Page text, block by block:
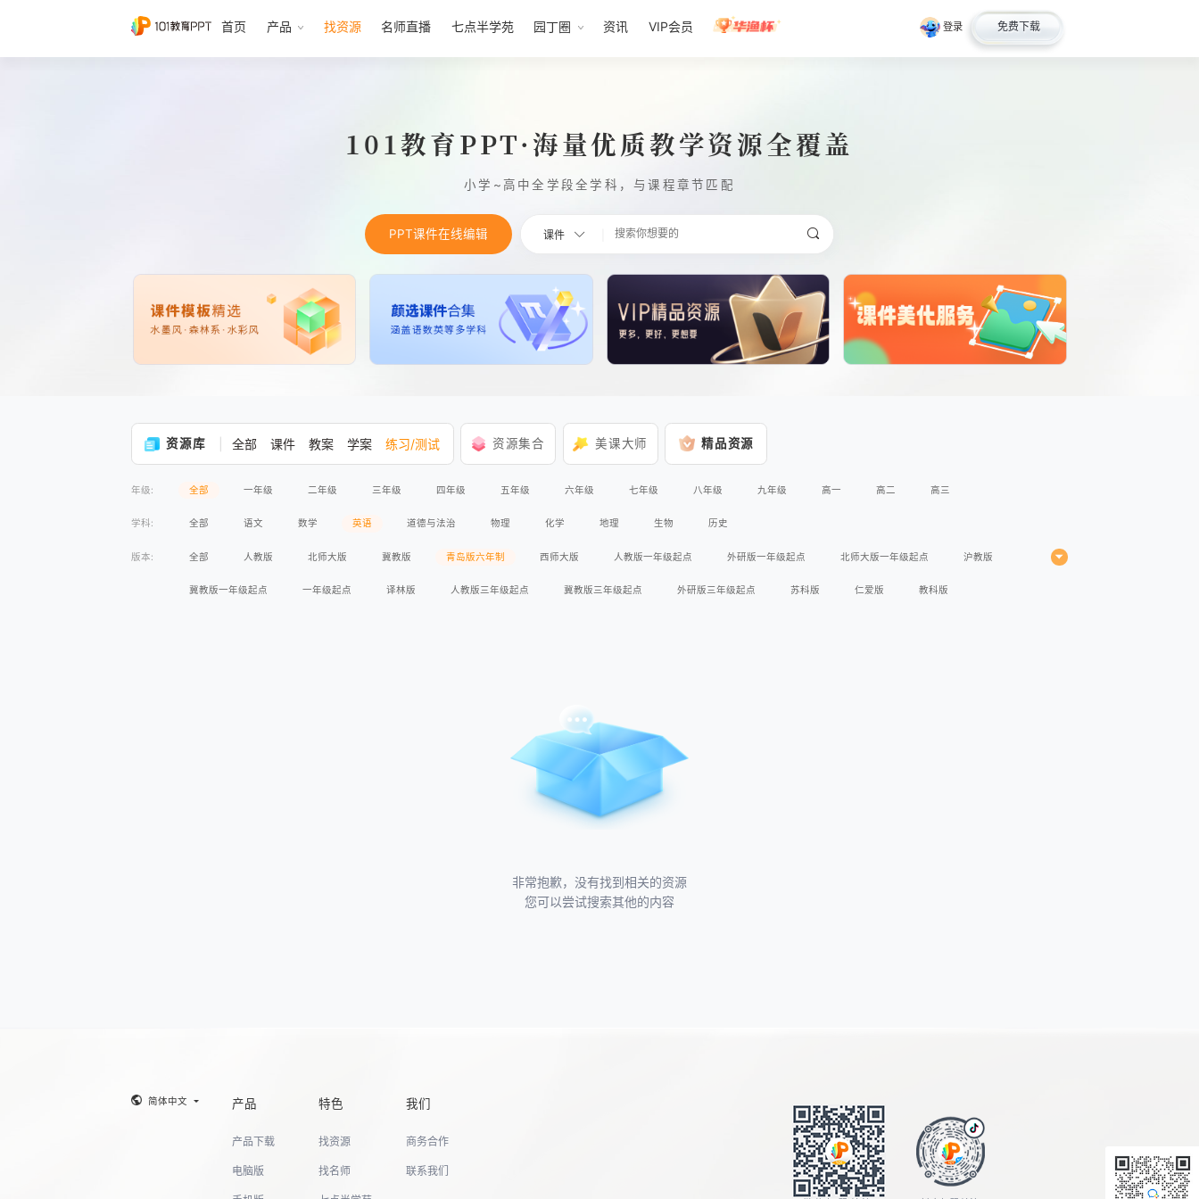
首页 产品 找资源 名师直播 七点半学苑 园丁圈 资讯 VIP会员 登录 免费下载
101教育PPT·海量优质教学资源全覆盖
小学~高中全学段全学科，与课程章节匹配
PPT课件在线编辑 课件
资源库 全部 课件 教案 学案 练习/测试 资源集合 美课大师 精品资源
年级: 全部 一年级 二年级 三年级 四年级 五年级 六年级 七年级 八年级 九年级 高一 高二 高三
学科: 全部 语文 数学 英语 道德与法治 物理 化学 地理 生物 历史
版本: 全部 人教版 北师大版 冀教版 青岛版六年制 西师大版 人教版一年级起点 外研版一年级起点 北师大版一年级起点 沪教版
冀教版一年级起点 一年级起点 译林版 人教版三年级起点 冀教版三年级起点 外研版三年级起点 苏科版 仁爱版 教科版
非常抱歉，没有找到相关的资源
您可以尝试搜索其他的内容
简体中文 产品
产品下载
电脑版
特色
找资源
找名师
我们
商务合作
联系我们